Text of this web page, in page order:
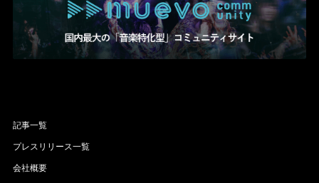
記事一覧
プレスリリース一覧
会社概要